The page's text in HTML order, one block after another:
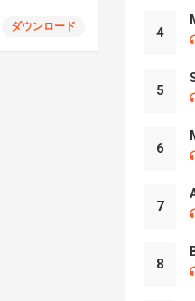
ダウンロード 4
5
6
7
8